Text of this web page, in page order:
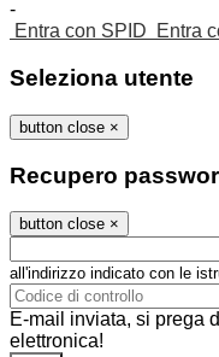
-
Entra con SPID
Entra
Seleziona utente
button close ×
Recupero
button close ×
all'indirizzo indicato con le
E-mail inviata, si prega
elettronica!